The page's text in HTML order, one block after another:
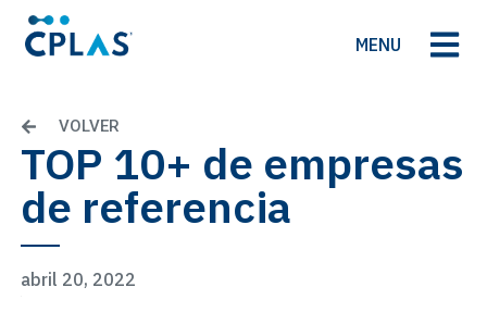
MENU
VOLVER
TOP 10+ de empresas
de referencia
abril 20, 2022